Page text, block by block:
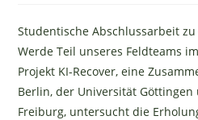
Studentische Abschlussarbeit
Werde Teil unseres Feldteams
Projekt KI-Recover, eine
Berlin, der Universität
Freiburg, untersucht die